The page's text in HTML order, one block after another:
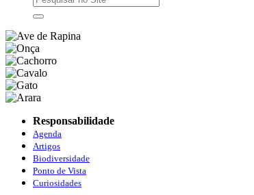
Responsabilidade
Agenda
Artigos
Biodiversidade
Ponto de Vista
Curiosidades